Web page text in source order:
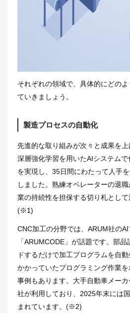
それぞれの領域で、具体的にどの
ていきましょう。
製造プロセスの自動化
先進的な取り組みが次々と成果を
深層強化学習を用いたAIシステム
を実現し、35日間にわたって人手
しました。熟練オペレーターの退
業の持続性を担保する切り札として
(※1)
CNC加工の分野では、ARUM社の
「ARUMCODE」が話題です。部
ドするだけで加工プログラムを自
かかっていたプログラミング作業
事例もあります。大手自動車メー
社が利用しており、2025年末には
まれています。(※2)